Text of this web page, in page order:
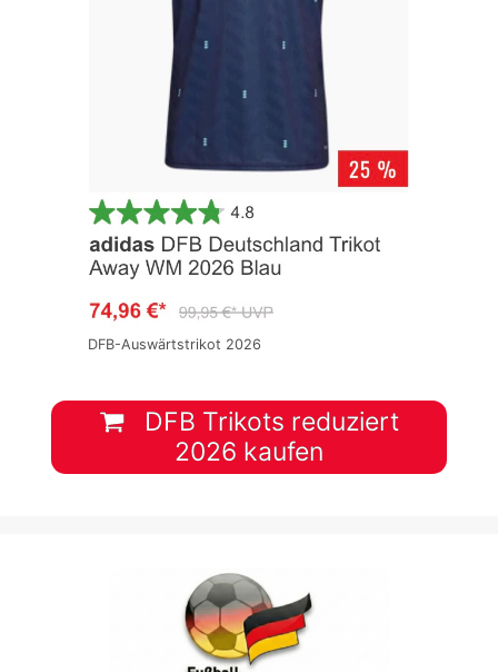
DFB-Auswärtstrikot 2026
DFB Trikots reduziert
2026 kaufen